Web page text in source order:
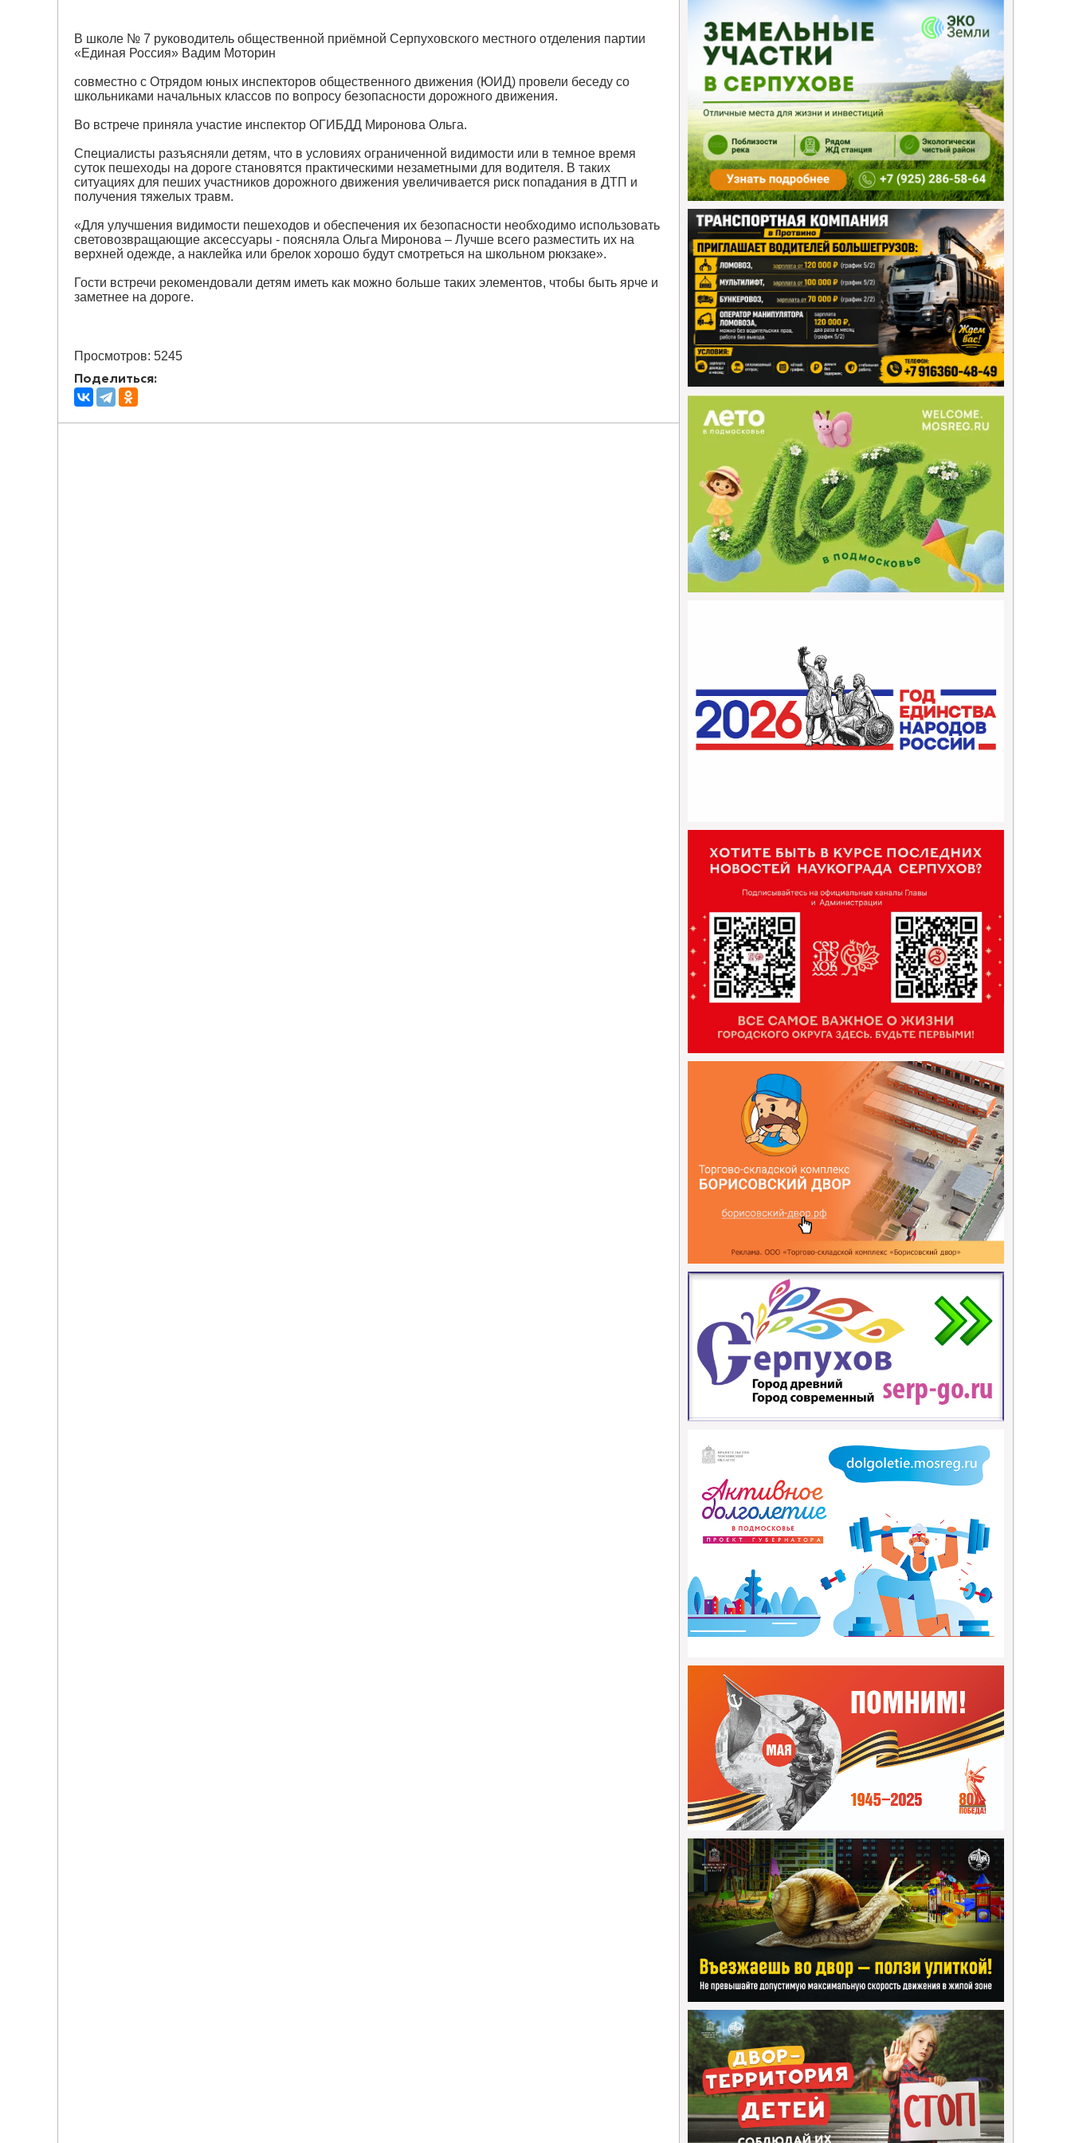
В школе № 7 руководитель общественной приёмной Серпуховского местного отделения партии
«Единая Россия» Вадим Моторин
совместно с Отрядом юных инспекторов общественного движения (ЮИД) провели беседу со
школьниками начальных классов по вопросу безопасности дорожного движения.
Во встрече приняла участие инспектор ОГИБДД Миронова Ольга.
Специалисты разъясняли детям, что в условиях ограниченной видимости или в темное время
суток пешеходы на дороге становятся практическими незаметными для водителя. В таких
ситуациях для пеших участников дорожного движения увеличивается риск попадания в ДТП и
получения тяжелых травм.
«Для улучшения видимости пешеходов и обеспечения их безопасности необходимо использовать
световозвращающие аксессуары - поясняла Ольга Миронова – Лучше всего разместить их на
верхней одежде, а наклейка или брелок хорошо будут смотреться на школьном рюкзаке».
Гости встречи рекомендовали детям иметь как можно больше таких элементов, чтобы быть ярче и
заметнее на дороге.
Просмотров: 5245
Поделиться: